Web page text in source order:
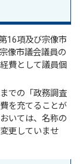
16項及び宗像市
像市議会議員の
費として議員個
での「政務調査
を充てることが
いては、名称の
更していませ